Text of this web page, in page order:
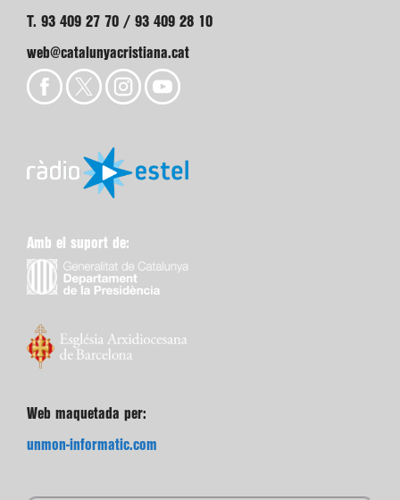
T. 93 409 27 70 / 93 409 28 10
web@catalunyacristiana.cat
Amb el suport de:
Web maquetada per:
unmon-informatic.com